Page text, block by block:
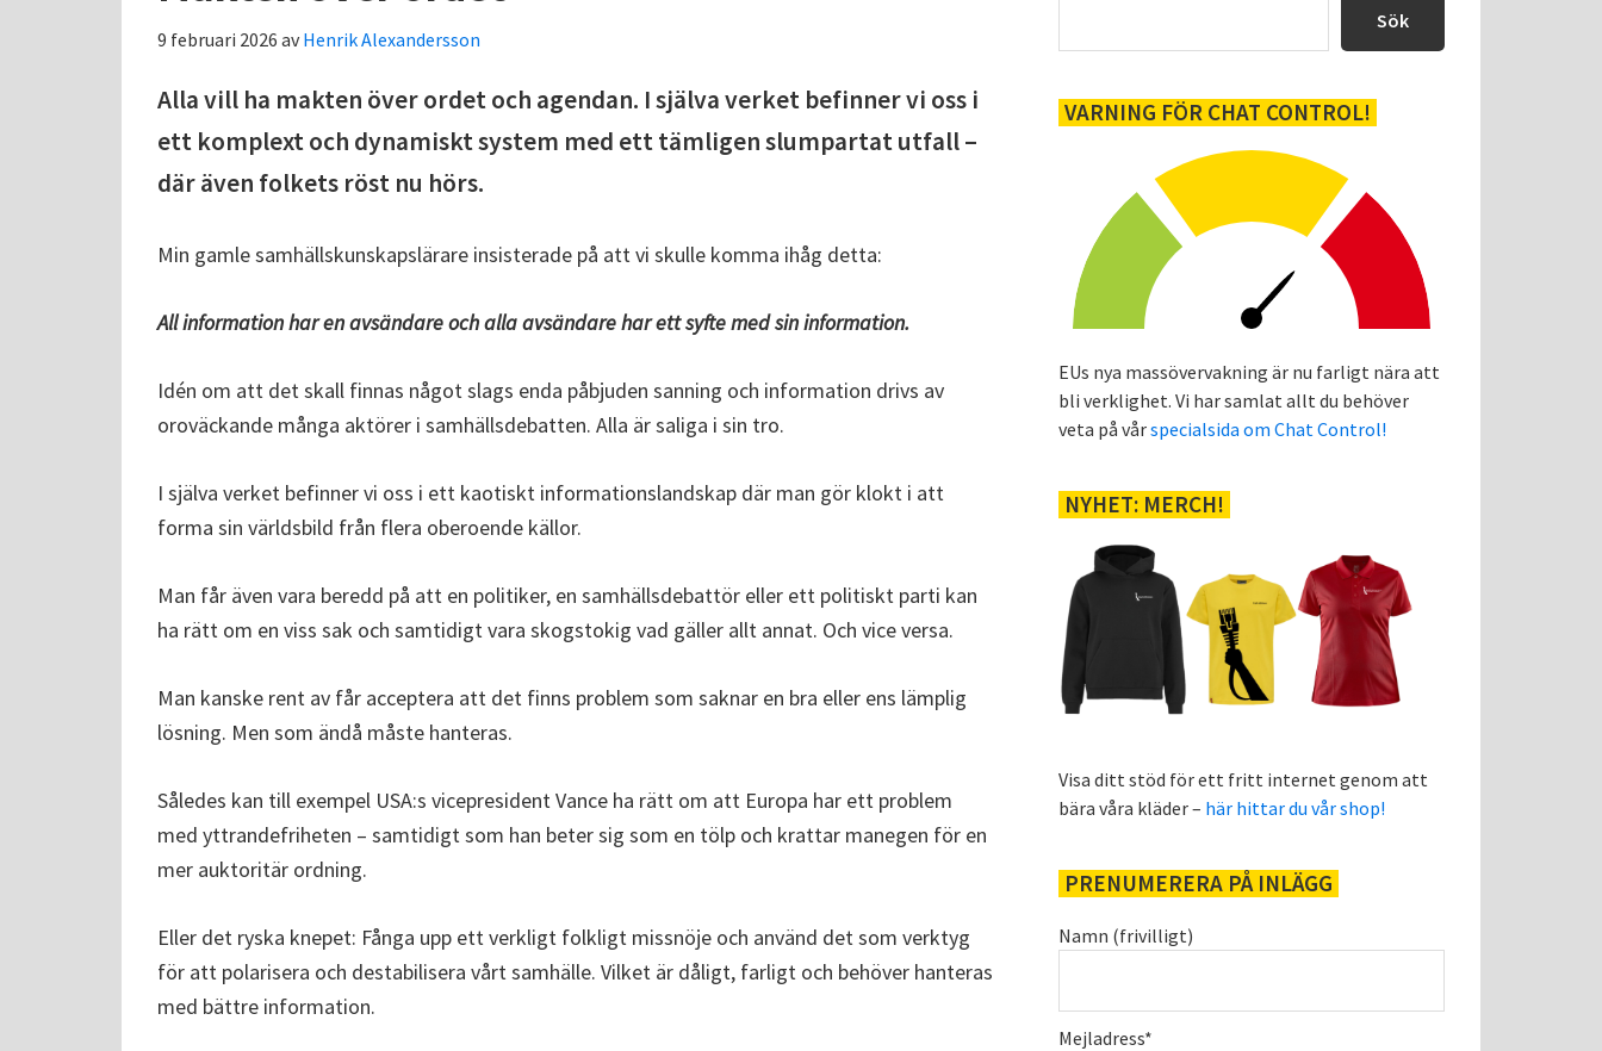
9 februari 2026 avHenrik Alexandersson
Alla vill ha makten över ordet och agendan. I själva verket befinner vi oss i
ett komplext och dynamiskt system med ett tämligen slumpartat utfall –
där även folkets röst nu hörs.
Min gamle samhällskunskapslärare insisterade på att vi skulle komma ihåg detta:
All information har en avsändare och alla avsändare har ett syfte med sin information.
Idén om att det skall finnas något slags enda påbjuden sanning och information drivs av
oroväckande många aktörer i samhällsdebatten. Alla är saliga i sin tro.
I själva verket befinner vi oss i ett kaotiskt informationslandskap där man gör klokt i att
forma sin världsbild från flera oberoende källor.
Man får även vara beredd på att en politiker, en samhällsdebattör eller ett politiskt parti kan
ha rätt om en viss sak och samtidigt vara skogstokig vad gäller allt annat. Och vice versa.
Man kanske rent av får acceptera att det finns problem som saknar en bra eller ens lämplig
lösning. Men som ändå måste hanteras.
Således kan till exempel USA:s vicepresident Vance ha rätt om att Europa har ett problem
med yttrandefriheten – samtidigt som han beter sig som en tölp och krattar manegen för en
mer auktoritär ordning.
Eller det ryska knepet: Fånga upp ett verkligt folkligt missnöje och använd det som verktyg
för att polarisera och destabilisera vårt samhälle. Vilket är dåligt, farligt och behöver hanteras
med bättre information.
Sök
VARNING FÖR CHAT CONTROL!
EUs nya massövervakning är nu farligt nära att
bli verklighet. Vi har samlat allt du behöver
veta på vårspecialsida om Chat Control!
NYHET: MERCH!
Visa ditt stöd för ett fritt internet genom att
bära våra kläder – här hittar du vår shop!
PRENUMERERA PÅ INLÄGG
Namn (frivilligt)
Mejladress*